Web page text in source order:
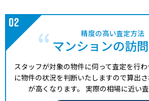
精度の高い査定方法
マンションの訪
スタッフが対象の物件に伺って査定を行わ
に物件の状況を判断いたしますので算出
が高くなります。 実際の相場に近い査